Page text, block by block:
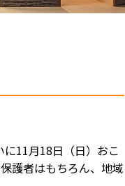
11月18日（日）おこ
護者はもちろん、地域